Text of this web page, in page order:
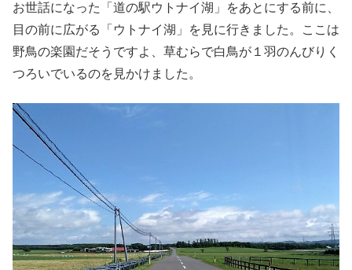
お世話になった「道の駅ウトナイ湖」をあとにする前に、
目の前に広がる「ウトナイ湖」を見に行きました。ここは
野鳥の楽園だそうですよ、草むらで白鳥が１羽のんびりく
つろいでいるのを見かけました。